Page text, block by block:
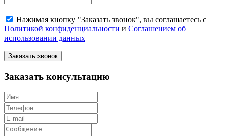
Нажимая кнопку "Заказать звонок", вы соглашаетесь с
Политикой конфиденциальности и Соглашением об
использовании данных
Заказать звонок
Заказать консультацию